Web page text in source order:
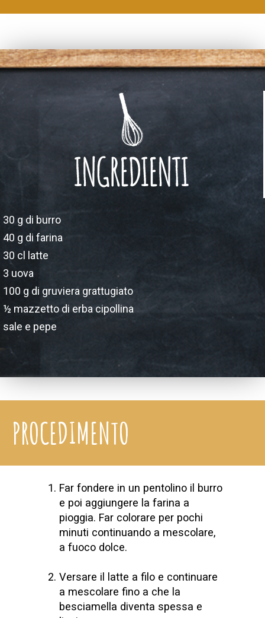
30 g di burro
40 g di farina
30 cl latte
3 uova
100 g di gruviera grattugiato
½ mazzetto di erba cipollina
sale e pepe
PROCEDIMENTO
Far fondere in un pentolino il burro
e poi aggiungere la farina a
pioggia. Far colorare per pochi
minuti continuando a mescolare,
a fuoco dolce.
Versare il latte a filo e continuare
a mescolare fino a che la
besciamella diventa spessa e